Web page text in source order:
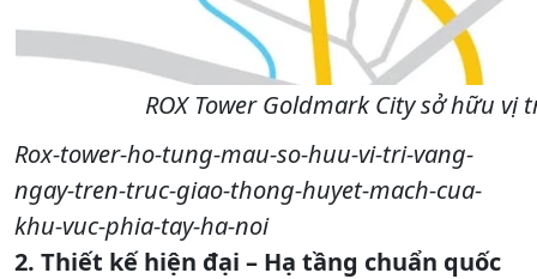
ROX Tower Goldmark City sở hữu
Rox-tower-ho-tung-mau-so-huu-vi-tri-vang-
ngay-tren-truc-giao-thong-huyet-mach-cua-
khu-vuc-phia-tay-ha-noi
2. Thiết kế hiện đại – Hạ tầng chuẩn quốc